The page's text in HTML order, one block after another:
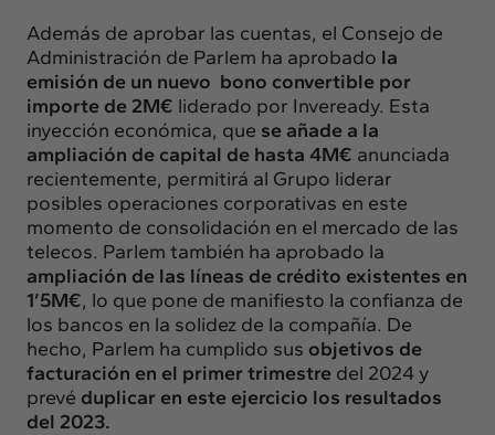
Además de aprobar las cuentas, el Consejo de
Administración de Parlem ha aprobado la
emisión de un nuevo bono convertible por
importe de 2M€ liderado por Inveready. Esta
inyección económica, que se añade a la
ampliación de capital de hasta 4M€ anunciada
recientemente, permitirá al Grupo liderar
posibles operaciones corporativas en este
momento de consolidación en el mercado de las
telecos. Parlem también ha aprobado la
ampliación de las líneas de crédito existentes en
1’5M€, lo que pone de manifiesto la confianza de
los bancos en la solidez de la compañía. De
hecho, Parlem ha cumplido sus objetivos de
facturación en el primer trimestre del 2024 y
prevé duplicar en este ejercicio los resultados
del 2023.